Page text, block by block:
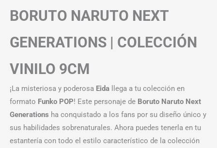
BORUTO NARUTO NEXT
GENERATIONS | COLECCIÓN
VINILO 9CM
¡La misteriosa y poderosa Eida llega a tu colección en
formato Funko POP! Este personaje de Boruto Naruto Next
Generations ha conquistado a los fans por su diseño único y
sus habilidades sobrenaturales. Ahora puedes tenerla en tu
estantería con todo el estilo característico de la colección